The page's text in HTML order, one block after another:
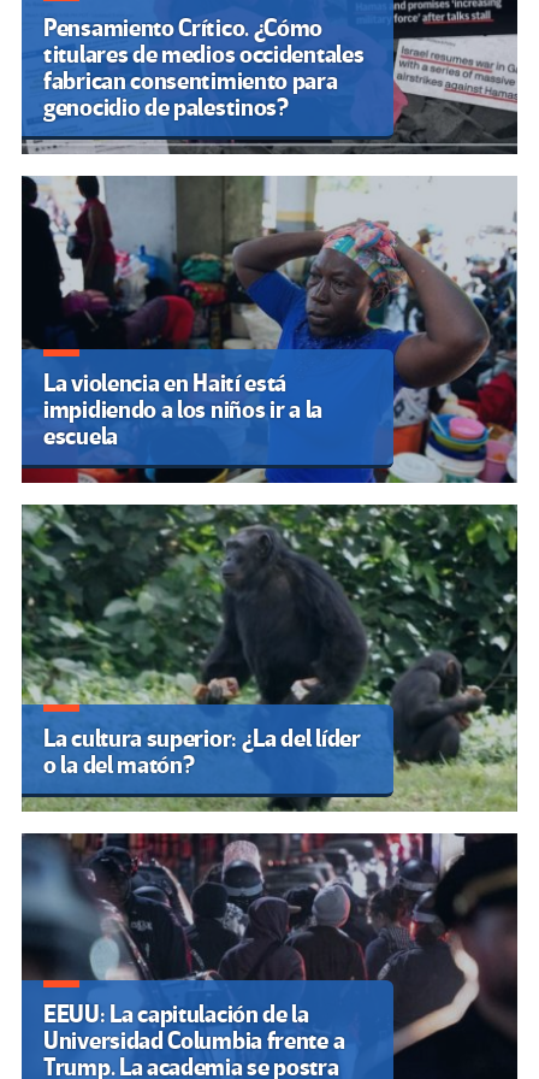
Pensamiento Crítico. ¿Cómo
titulares de medios occidentales
fabrican consentimiento para
genocidio de palestinos?
La violencia en Haití está
impidiendo a los niños ir a la
escuela
La cultura superior: ¿La del líder
o la del matón?
EEUU: La capitulación de la
Universidad Columbia frente a
Trump. La academia se postra